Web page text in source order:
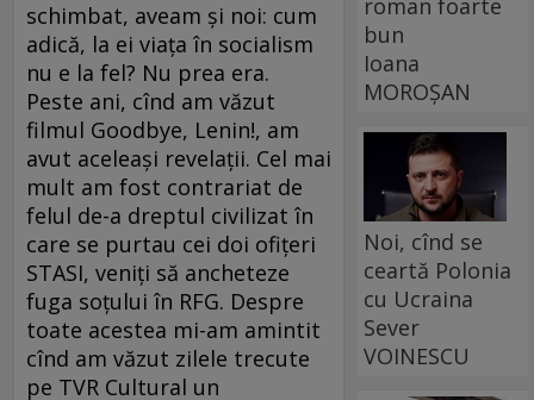
schimbat, aveam şi noi: cum
adică, la ei viaţa în socialism
nu e la fel? Nu prea era.
Peste ani, cînd am văzut
filmul Goodbye, Lenin!, am
avut aceleaşi revelaţii. Cel mai
mult am fost contrariat de
felul de-a dreptul civilizat în
care se purtau cei doi ofiţeri
STASI, veniţi să ancheteze
fuga soţului în RFG. Despre
toate acestea mi-am amintit
cînd am văzut zilele trecute
pe TVR Cultural un
roman foarte
bun
Ioana
MOROȘAN
Noi, cînd se
ceartă Polonia
cu Ucraina
Sever
VOINESCU